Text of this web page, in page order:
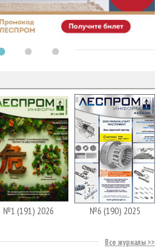
№1 (191) 2026 №6 (190) 2025
Все журналы